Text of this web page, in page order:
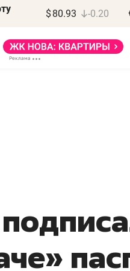
$ 80.93 -0.20
бизнес может
минимум